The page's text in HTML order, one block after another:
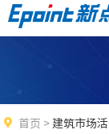
首页 > 建筑市场